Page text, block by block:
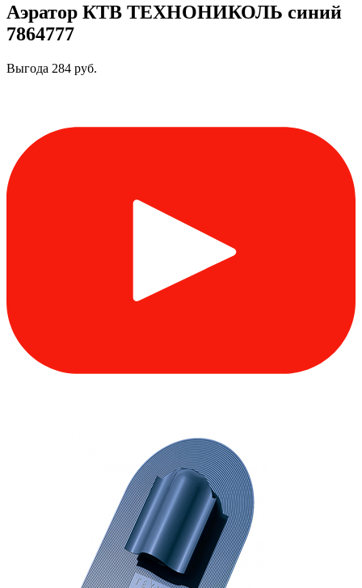
Аэратор КТВ ТЕХНОНИКОЛЬ синий
7864777
Выгода 284 руб.